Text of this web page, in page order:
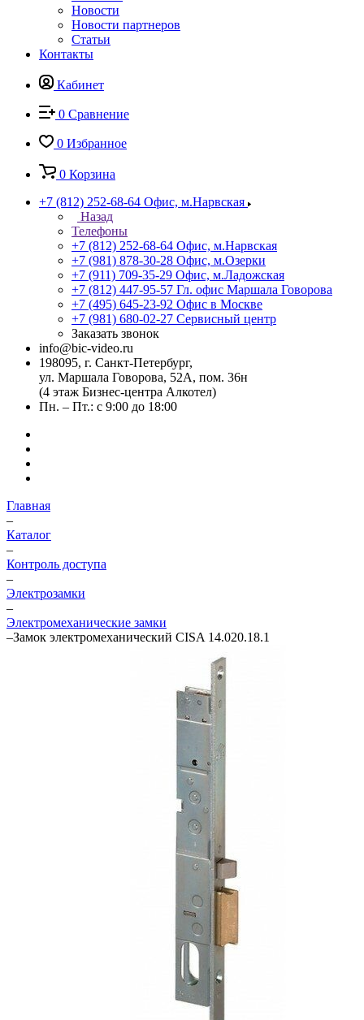
Новости
Новости партнеров
Статьи
Контакты
Кабинет
0 Сравнение
0 Избранное
0 Корзина
+7 (812) 252-68-64 Офис, м.Нарвская
Назад
Телефоны
+7 (812) 252-68-64 Офис, м.Нарвская
+7 (981) 878-30-28 Офис, м.Озерки
+7 (911) 709-35-29 Офис, м.Ладожская
+7 (812) 447-95-57 Гл. офис Маршала Говорова
+7 (495) 645-23-92 Офис в Москве
+7 (981) 680-02-27 Сервисный центр
Заказать звонок
info@bic-video.ru
198095, г. Санкт-Петербург,
ул. Маршала Говорова, 52А, пом. 36н
(4 этаж Бизнес-центра Алкотел)
Пн. – Пт.: с 9:00 до 18:00
Главная
–
Каталог
–
Контроль доступа
–
Электрозамки
–
Электромеханические замки
–Замок электромеханический CISA 14.020.18.1